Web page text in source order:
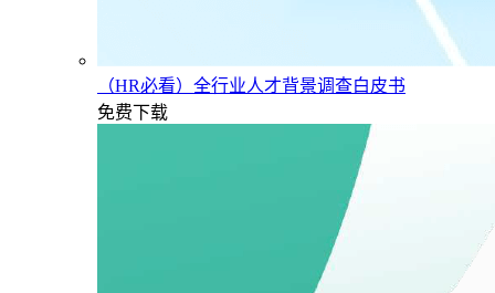
（HR必看）全行业人才背景调查白皮书
免费下载